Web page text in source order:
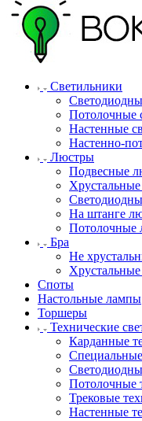
Светильники
Потолочные
Настенные
Настенно-
Люстры
Подвесные
На штанге
Потолочные
Бра
Не
Хрустальные
Споты
Настольные лампы
Торшеры
Технические
Карданные
Потолочные
Трековые
Настенные